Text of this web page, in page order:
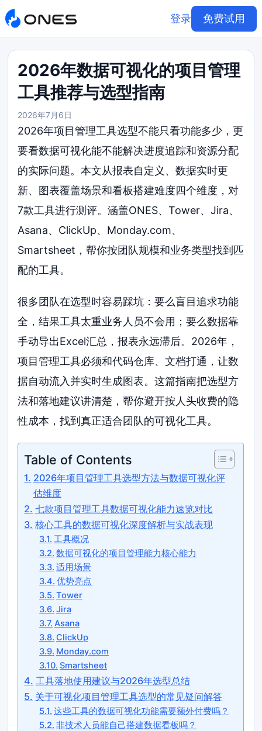
登录 免费试用
2026年数据可视化的项目管理
工具推荐与选型指南
2026年7月6日
2026年项目管理工具选型不能只看功能多少，更
要看数据可视化能不能解决进度追踪和资源分配
的实际问题。本文从报表自定义、数据实时更
新、图表覆盖场景和看板搭建难度四个维度，对
7款工具进行测评。涵盖ONES、Tower、Jira、
Asana、ClickUp、Monday.com、
Smartsheet，帮你按团队规模和业务类型找到匹
配的工具。
很多团队在选型时容易踩坑：要么盲目追求功能
全，结果工具太重业务人员不会用；要么数据靠
手动导出Excel汇总，报表永远滞后。2026年，
项目管理工具必须和代码仓库、文档打通，让数
据自动流入并实时生成图表。这篇指南把选型方
法和落地建议讲清楚，帮你避开按人头收费的隐
性成本，找到真正适合团队的可视化工具。
Table of Contents
2026年项目管理工具选型方法与数据可视化评
估维度
七款项目管理工具数据可视化能力速览对比
核心工具的数据可视化深度解析与实战表现
工具概况
数据可视化的项目管理能力核心能力
适用场景
优势亮点
Tower
Jira
Asana
ClickUp
Monday.com
Smartsheet
工具落地使用建议与2026年选型总结
关于可视化项目管理工具选型的常见疑问解答
这些工具的数据可视化功能需要额外付费吗？
非技术人员能自己搭建数据看板吗？